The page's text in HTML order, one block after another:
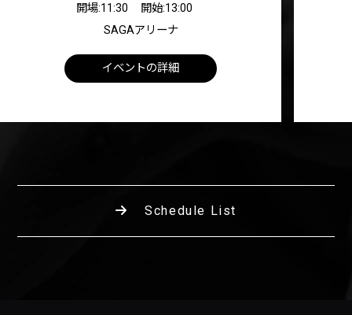
開場:11:30
開始:13:00
SAGAアリーナ
イベントの詳細
Schedule List